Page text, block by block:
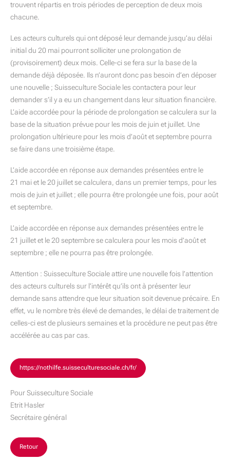
trouvent répartis en trois périodes de perception de deux mois
chacune.
Les acteurs culturels qui ont déposé leur demande jusqu’au délai
initial du 20 mai pourront solliciter une prolongation de
(provisoirement) deux mois. Celle-ci se fera sur la base de la
demande déjà déposée. Ils n’auront donc pas besoin d’en déposer
une nouvelle ; Suisseculture Sociale les contactera pour leur
demander s’il y a eu un changement dans leur situation financière.
L’aide accordée pour la période de prolongation se calculera sur la
base de la situation prévue pour les mois de juin et juillet. Une
prolongation ultérieure pour les mois d’août et septembre pourra
se faire dans une troisième étape.
L’aide accordée en réponse aux demandes présentées entre le
21 mai et le 20 juillet se calculera, dans un premier temps, pour les
mois de juin et juillet ; elle pourra être prolongée une fois, pour août
et septembre.
L’aide accordée en réponse aux demandes présentées entre le
21 juillet et le 20 septembre se calculera pour les mois d’août et
septembre ; elle ne pourra pas être prolongée.
Attention : Suisseculture Sociale attire une nouvelle fois l’attention
des acteurs culturels sur l’intérêt qu’ils ont à présenter leur
demande sans attendre que leur situation soit devenue précaire. En
effet, vu le nombre très élevé de demandes, le délai de traitement de
celles-ci est de plusieurs semaines et la procédure ne peut pas être
accélérée au cas par cas.
https://nothilfe.suisseculturesociale.ch/fr/
Pour Suisseculture Sociale
Etrit Hasler
Secrétaire général
Retour